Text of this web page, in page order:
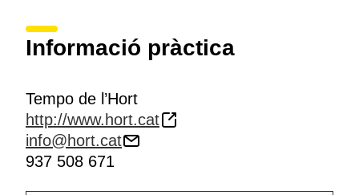
Informació pràctica
Tempo de l’Hort
http://www.hort.cat
info@hort.cat
937 508 671